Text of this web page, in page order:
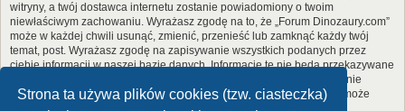
Strona ta używa plików cookies (tzw. ciasteczka)
witryny, a twój dostawca internetu zostanie powiadomiony o twoim
niewłaściwym zachowaniu. Wyrażasz zgodę na to, że „Forum Dinozaury.com”
może w każdej chwili usunąć, zmienić, przenieść lub zamknąć każdy twój
temat, post. Wyrażasz zgodę na zapisywanie wszystkich podanych przez
ciebie informacji w naszej bazie danych. Informacje te nie będą przekazywane
nikomu bez twojej zgody, ale ani „Forum Dinozaury.com”, ani phpBB nie
ponosi odpowiedzialności za włamania do witryny, podczas których może
dojść do kradzieży danych.